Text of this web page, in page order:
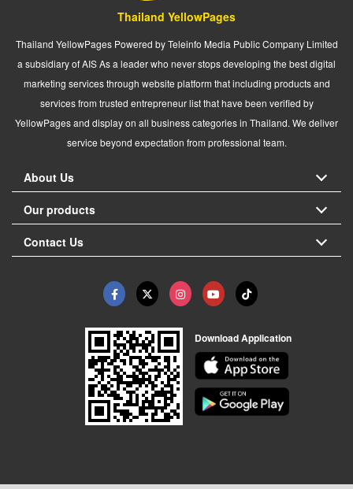
Thailand YellowPages
Thailand YellowPages Powered by Teleinfo Media Public Company Limited
a subsidiary of AIS As a leader who never stops developing the best digital
marketing services through website platform that including products and
services from trusted entrepreneur list that have been verified by
YellowPages and display on all business categories in Thailand. We deliver
service beyond expectation from professional team.
About Us
Our products
Contact Us
Download Application